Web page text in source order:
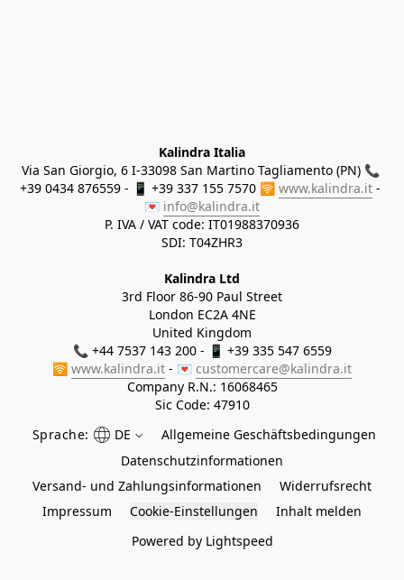
Kalindra Italia
Via San Giorgio, 6 I-33098 San Martino Tagliamento (PN) 📞
+39 0434 876559 - 📱 +39 337 155 7570 🛜 www.kalindra.it -
💌 info@kalindra.it
P. IVA / VAT code: IT01988370936
SDI: T04ZHR3
Kalindra Ltd
3rd Floor 86-90 Paul Street
London EC2A 4NE
United Kingdom
📞 +44 7537 143 200 - 📱 +39 335 547 6559
🛜 www.kalindra.it - 💌 customercare@kalindra.it
Company R.N.: 16068465
Sic Code: 47910
Sprache:
DE
Allgemeine Geschäftsbedingungen
Datenschutzinformationen
Versand- und Zahlungsinformationen
Widerrufsrecht
Impressum
Cookie-Einstellungen
Inhalt melden
Powered by Lightspeed